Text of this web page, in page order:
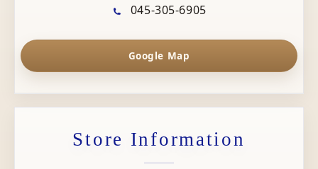
045-305-6905
Google Map
Store Information